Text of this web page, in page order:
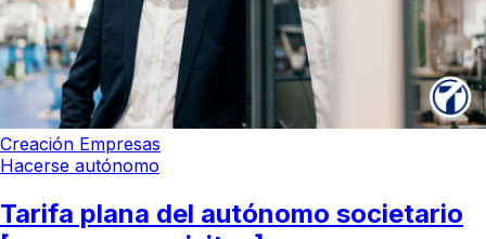
Creación Empresas
Hacerse autónomo
Tarifa plana del autónomo societario